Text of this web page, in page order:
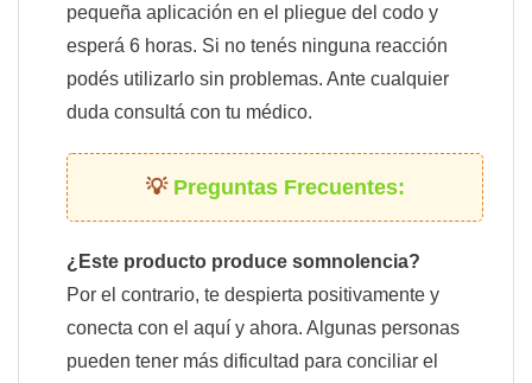
pequeña aplicación en el pliegue del codo y
esperá 6 horas. Si no tenés ninguna reacción
podés utilizarlo sin problemas. Ante cualquier
duda consultá con tu médico.
Preguntas Frecuentes:
¿Este producto produce somnolencia?
Por el contrario, te despierta positivamente y
conecta con el aquí y ahora. Algunas personas
pueden tener más dificultad para conciliar el